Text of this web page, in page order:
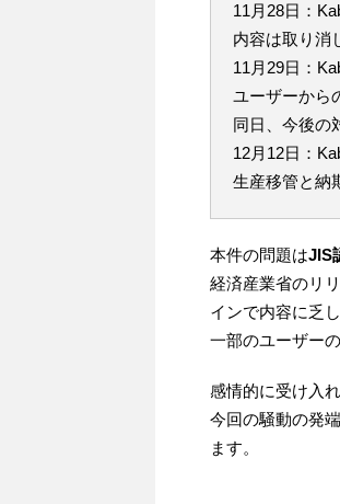
11月28日：
内容は取り消
11月29日：
ユーザーから
同日、今後の
12月12日：
生産移管と納
本件の問題はJIS
経済産業省のリ
インで内容に乏
一部のユーザー
感情的に受け入
今回の騒動の発
ます。